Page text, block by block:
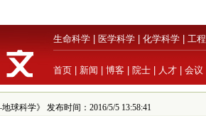
生命科学 医学科学 化学科学 工
首页 新闻 博客 院士 人才 会议
球科学》 发布时间：2016/5/5 13:58:41